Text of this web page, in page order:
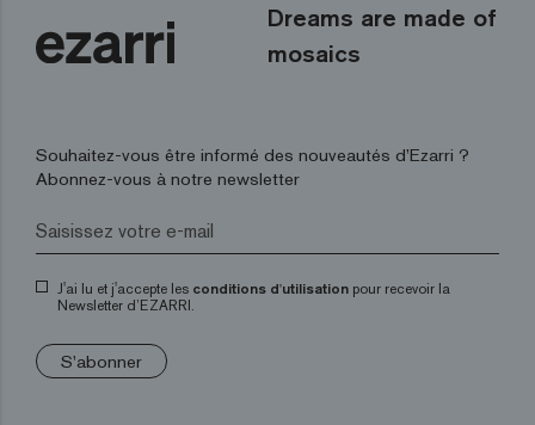
Dreams are made of
mosaics
Souhaitez-vous être informé des nouveautés d’Ezarri ?
Abonnez-vous à notre newsletter
J'ai lu et j'accepte les conditions d'utilisation pour recevoir la
Newsletter d’EZARRI.
S'abonner